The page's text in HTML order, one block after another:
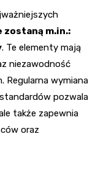
zostaną m.in.:
. Te elementy mają
niezawodność
Regularna wymiana
pozwala
także zapewnia
oraz